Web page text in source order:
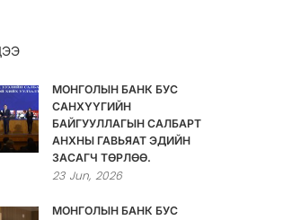
МОНГОЛЫН БАНК БУС
САНХҮҮГИЙН
БАЙГУУЛЛАГЫН САЛБАРТ
АНХНЫ ГАВЬЯАТ ЭДИЙН
ЗАСАГЧ ТӨРЛӨӨ.
23 Jun, 2026
МОНГОЛЫН БАНК БУС